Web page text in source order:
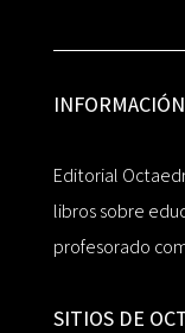
INFORMACIÓN
Editorial
libros sobre
profesorado
SITIOS DE